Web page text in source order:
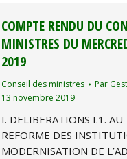
COMPTE RENDU DU
MINISTRES DU
2019
Conseil des ministres Par
13 novembre 2019
I. DELIBERATIONS I.1.
REFORME DES
MODERNISATION DE